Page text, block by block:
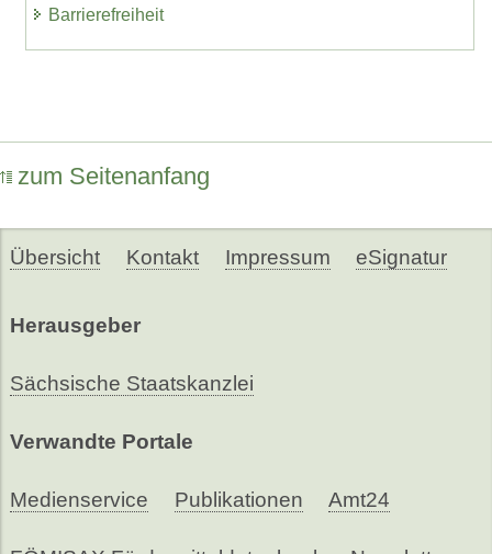
Barrierefreiheit
zum Seitenanfang
Übersicht Kontakt Impressum eSignatur
Herausgeber
Sächsische Staatskanzlei
Verwandte Portale
Medienservice Publikationen Amt24